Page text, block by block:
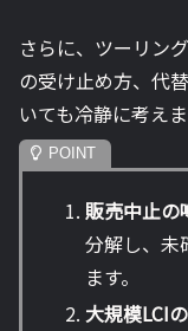
さらに、ツーリン
の受け止め方、代
いても冷静に考えま
販売中止の
分解し、未
ます。
大規模LCI